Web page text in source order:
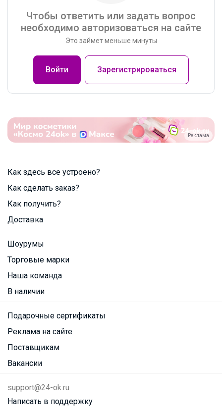
Чтобы ответить или задать вопрос
необходимо авторизоваться на сайте
Это займет меньше минуты
Войти Зарегистрироваться
Реклама
Как здесь все устроено?
Как сделать заказ?
Как получить?
Доставка
Шоурумы
Торговые марки
Наша команда
В наличии
Подарочные сертификаты
Реклама на сайте
Поставщикам
Вакансии
support@24-ok.ru
Написать в поддержку